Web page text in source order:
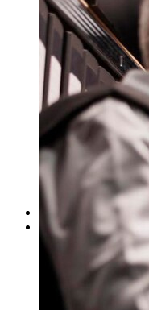
ΓΙΑ
Έλεγχος
Ανίχνευση
Βιομηχανικές
Εντοπισμός
Έλεγχος
Έρευνα για
Συνοδεία
Έλεγχος
Ασφαλιστικές
Ανάκτηση
Μέτρα
ΕΞΟΠΛΙΣΜΟΣ
ΔΙΚΤΥΟ
Αθήνα
Θεσσαλονίκη
Πάτρα
Ηράκλειο